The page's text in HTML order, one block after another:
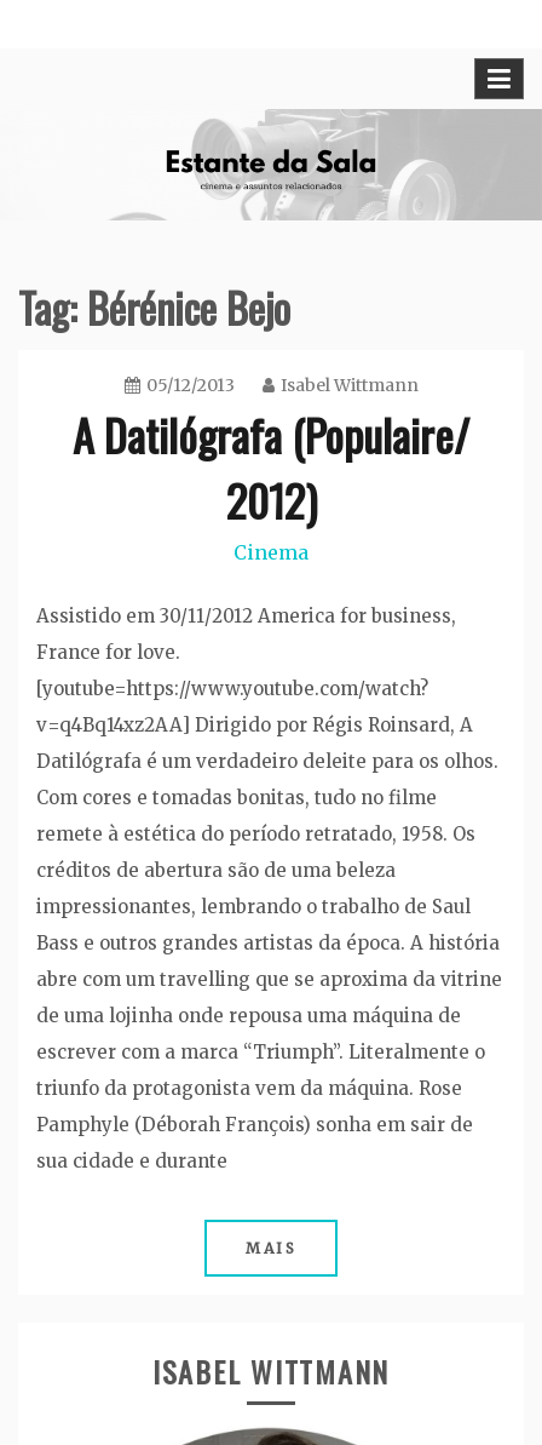
Tag:Bérénice Bejo
05/12/2013 Isabel Wittmann
A Datilógrafa (Populaire/
2012)
Cinema
Assistido em 30/11/2012 America for business,
France for love.
[youtube=https://www.youtube.com/watch?
v=q4Bq14xz2AA] Dirigido por Régis Roinsard, A
Datilógrafa é um verdadeiro deleite para os olhos.
Com cores e tomadas bonitas, tudo no filme
remete à estética do período retratado, 1958. Os
créditos de abertura são de uma beleza
impressionantes, lembrando o trabalho de Saul
Bass e outros grandes artistas da época. A história
abre com um travelling que se aproxima da vitrine
de uma lojinha onde repousa uma máquina de
escrever com a marca “Triumph”. Literalmente o
triunfo da protagonista vem da máquina. Rose
Pamphyle (Déborah François) sonha em sair de
sua cidade e durante
MAIS
ISABEL WITTMANN